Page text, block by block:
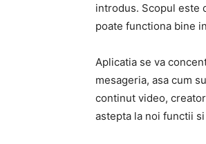
introdus. Scopul este
poate functiona bine
Aplicatia se va
mesageria, asa cum
continut video,
astepta la noi functii